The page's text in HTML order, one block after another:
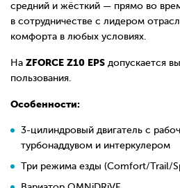
средний и жёсткий — прямо во
в сотрудничестве с лидером
комфорта в любых условиях.
На ZFORCE Z10 EPS допускается
пользования.
Особенности:
3-цилиндровый двигатель с
турбонаддувом и интеркулером
Три режима езды (Comfort/Trail/